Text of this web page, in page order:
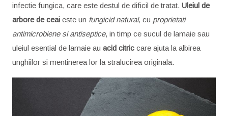
infectie fungica, care este destul de dificil de tratat. Uleiul de
arbore de ceai este un fungicid natural, cu proprietati
antimicrobiene si antiseptice, in timp ce sucul de lamaie sau
uleiul esential de lamaie au acid citric care ajuta la albirea
unghiilor si mentinerea lor la stralucirea originala.